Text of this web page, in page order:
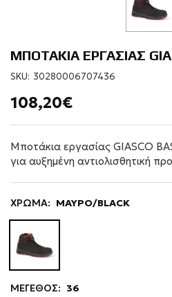
ΜΠΟΤΑΚΙΑ ΕΡΓΑΣΙΑΣ
SKU: 30280006707436
108,20€
Μποτάκια εργασίας GIASCO
για αυξημένη αντιολισθητική
ΧΡΩΜΑ: ΜΑΥΡΟ/BLACK
ΜΕΓΕΘΟΣ: 36